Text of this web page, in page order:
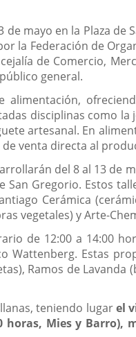
mayo en la Plaza de
Federación de
de Comercio,
general.
disciplinas como
artesanal. En
venta directa al
del 8 al 13 de
San Gregorio. Estos
Cerámica
vegetales) y Arte-
de 12:00 a 14:00
Wattenberg. Estas
Ramos de
teniendo lugarel
Mies y Barro),